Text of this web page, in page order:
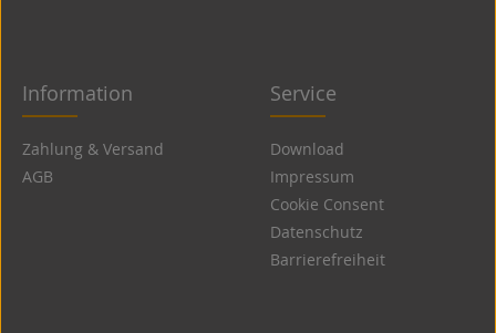
Information
Zahlung & Versand
AGB
Service
Download
Impressum
Cookie Consent
Datenschutz
Barrierefreiheit